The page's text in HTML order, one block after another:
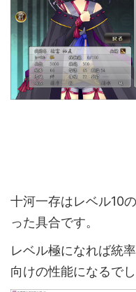
十河一存はレベル10
った具合です。
レベル極になれば統
向けの性能になるでし